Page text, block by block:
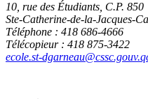
10, rue des Étudiants, C.P. 850
Ste-Catherine-de-la-Jacques-
Téléphone : 418 686-4666
Télécopieur : 418 875-3422
ecole.st-